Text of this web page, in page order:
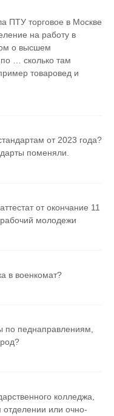
ПТУ торговое в Москве
на работу в
о высшем
… сколько там
товаровед и
от 2023 года?
поменяли.
от окончание 11
молодежи
в военкомат?
по педнаправлениям,
колледжа,
отделении или очно-